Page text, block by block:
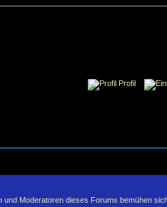
Profil
und Moderatoren dieses Forums bemühen